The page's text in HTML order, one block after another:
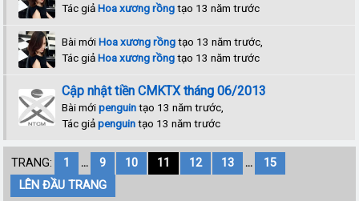
Tác giảHoa xương rồngtạo 13 năm trước
Bài mớiHoa xương rồngtạo 13 năm trước,
Tác giảHoa xương rồngtạo 13 năm trước
Cập nhật tiền CMKTX tháng 06/2013
Bài mớipenguintạo 13 năm trước,
Tác giảpenguintạo 13 năm trước
TRANG: 1 ... 9 10 11 12 13 ...
15
LÊN ĐẦU TRANG